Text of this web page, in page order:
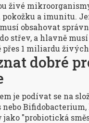
živé
a imunitu.
obsahovat
střev, a hlavně
přes 1 miliardu
dobré
je podívat se na
jako "probiotická